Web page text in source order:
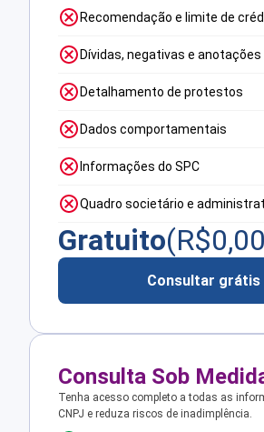
Recomendação e limite de
Dívidas, negativas e anotações
Detalhamento de protestos
Dados comportamentais
Informações do SPC
Quadro societário e
Gratuito(R$
Consultar grátis
Consulta Sob
Tenha acesso completo a todas as
CNPJ e reduza riscos de inadimplência.